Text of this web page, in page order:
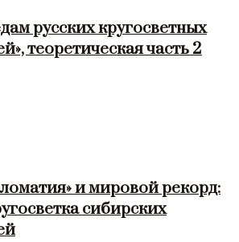
русских кругосветных
теоретическая часть 2
и мировой рекорд:
сибирских